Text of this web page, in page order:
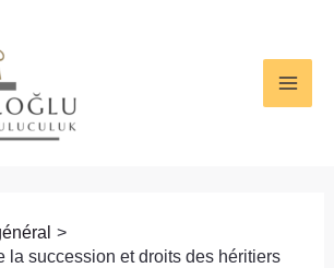
la succession et droits des héritiers